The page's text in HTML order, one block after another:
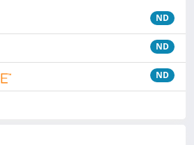
ND
ND
ND